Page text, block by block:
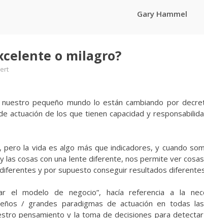
Gary Hammel
o milagro?
nuestro pequeño mundo lo están cambiando por
actuación de los que tienen capacidad y
la vida es algo más que indicadores, y cuando
las cosas con una lente diferente, nos permite ver
y por supuesto conseguir resultados
el modelo de negocio”, hacía referencia a la
/ grandes paradigmas de actuación en todas
pensamiento y la toma de decisiones para detectar